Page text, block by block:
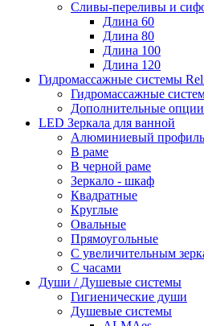
Сливы-переливы и
Длина 60
Длина 80
Длина 100
Длина 120
Гидромассажные системы
Гидромассажные
Дополнительные опции
LED Зеркала для ванной
Алюминиевый профиль
В раме
В черной раме
Зеркало - шкаф
Квадратные
Круглые
Овальные
Прямоугольные
С увеличительным
С часами
Души / Душевые системы
Гигиенические души
Душевые системы